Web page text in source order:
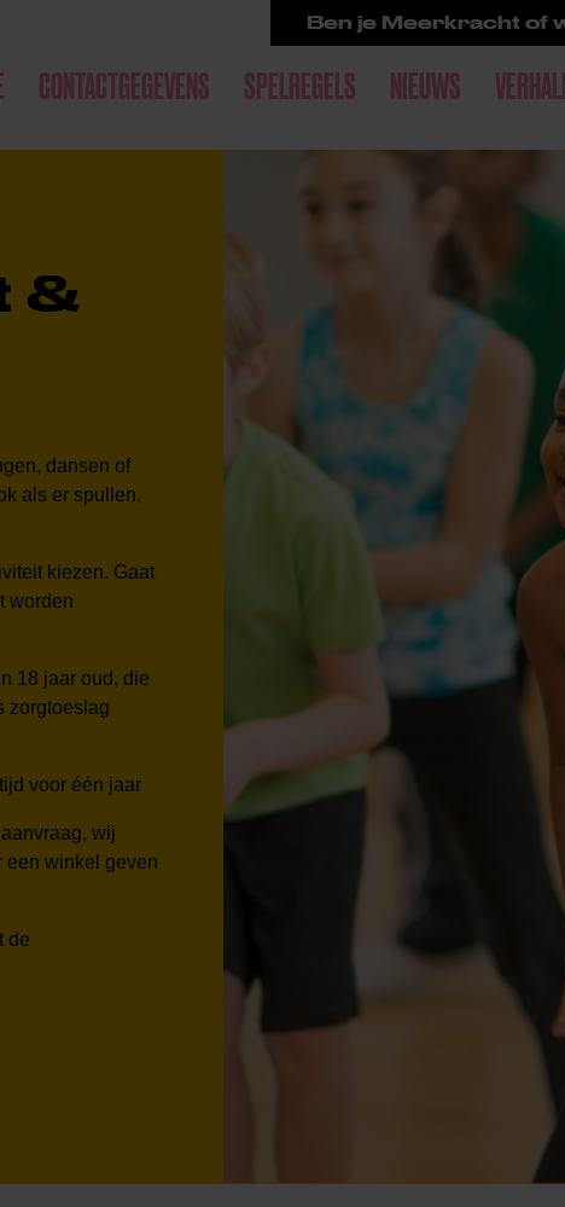
Ben je Meerkracht of
CONTACTGEGEVENS SPELREGELS NIEUWS
&
dansen of
als er spullen,
kiezen. Gaat
worden
18 jaar oud, die
zorgtoeslag
voor één jaar
wij
een winkel geven
de